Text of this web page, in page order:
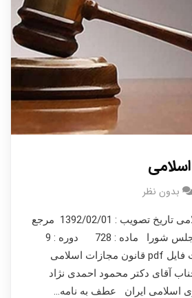
بدون نظر
قانون مجازات اسلامی تاریخ تصویب : 1392/02/01 مرجع
سال : 1392 دریافت فایل pdf قانون مجازات اسلامی
آقای دکتر محمود احمدی نژاد
اسلامی ایران عطف به نامه…